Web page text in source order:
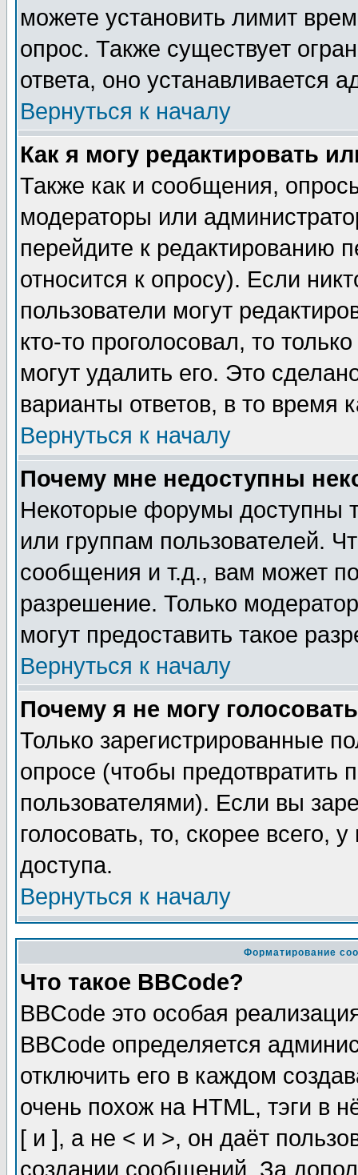
можете установить лимит
опрос. Также существует
ответа, оно устанавливается
Вернуться к началу
Как я могу редактировать
Также как и сообщения,
модераторы или
перейдите к редактированию
относится к опросу). Если
пользователи могут
кто-то проголосовал, то
могут удалить его. Это
варианты ответов, в то время
Вернуться к началу
Почему мне недоступны
Некоторые форумы доступны
или группам пользователей.
сообщения и т.д., вам может
разрешение. Только
могут предоставить такое
Вернуться к началу
Почему я не могу
Только зарегистрированные
опросе (чтобы предотвратить
пользователями). Если вы
голосовать, то, скорее всего,
доступа.
Вернуться к началу
Форматирование
Что такое BBCode?
BBCode это особая
BBCode определяется
отключить его в каждом
очень похож на HTML, тэги в
[ и ], а не < и >, он даёт
создании сообщений. За